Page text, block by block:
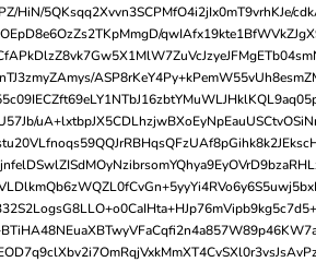
HiN/5QKsqq2Xvvn3SCPMfO4i2jIx0mT9vrhKJe/